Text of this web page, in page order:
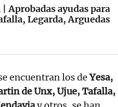
Aprobadas ayudas para
Legarda, Arguedas
encuentran los deYesa,
de Unx, Ujue, Tafalla,